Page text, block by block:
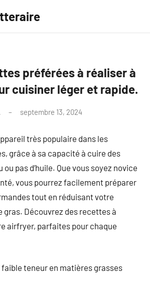
préférées à réaliser à
cuisiner léger et rapide.
septembre 13, 2024
très populaire dans les
grâce à sa capacité à cuire des
pas d’huile. Que vous soyez novice
vous pourrez facilement préparer
tout en réduisant votre
gras. Découvrez des recettes à
airfryer, parfaites pour chaque
faible teneur en matières grasses